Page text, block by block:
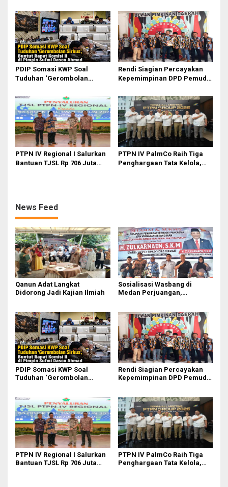
Perjuangkan Ruang Bermain
Anak
PDIP Somasi KWP Soal
Tuduhan ‘Gerombolan
II Dipimpin Sufmi Dasco
Ahmad
Rendi Siagian Percayakan
Kepemimpinan DPD Pemuda
kepada Josef Sembiring
PTPN IV Regional I Salurkan
Bantuan TJSL Rp 706 Juta
PTPN IV PalmCo Raih Tiga
Penghargaan Tata Kelola,
News Feed
Qanun Adat Langkat
Didorong Jadi Kajian Ilmiah
Sosialisasi Wasbang di
Medan Perjuangan,
Anak
PDIP Somasi KWP Soal
Tuduhan ‘Gerombolan
Ahmad
Rendi Siagian Percayakan
Kepemimpinan DPD Pemuda
PTPN IV Regional I Salurkan
Bantuan TJSL Rp 706 Juta
PTPN IV PalmCo Raih Tiga
Penghargaan Tata Kelola,